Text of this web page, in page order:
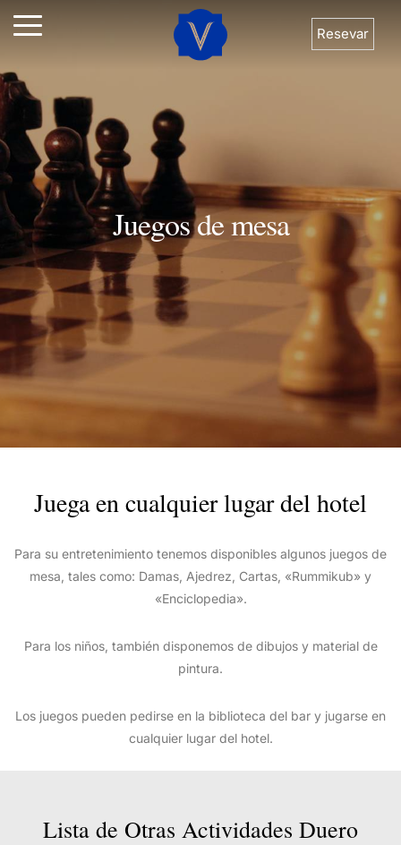
Resevar
Juegos de mesa
Juega en cualquier lugar del hotel
Para su entretenimiento tenemos disponibles algunos juegos de
mesa, tales como: Damas, Ajedrez, Cartas, «Rummikub» y
«Enciclopedia».
Para los niños, también disponemos de dibujos y material de
pintura.
Los juegos pueden pedirse en la biblioteca del bar y jugarse en
cualquier lugar del hotel.
Lista de Otras Actividades Duero